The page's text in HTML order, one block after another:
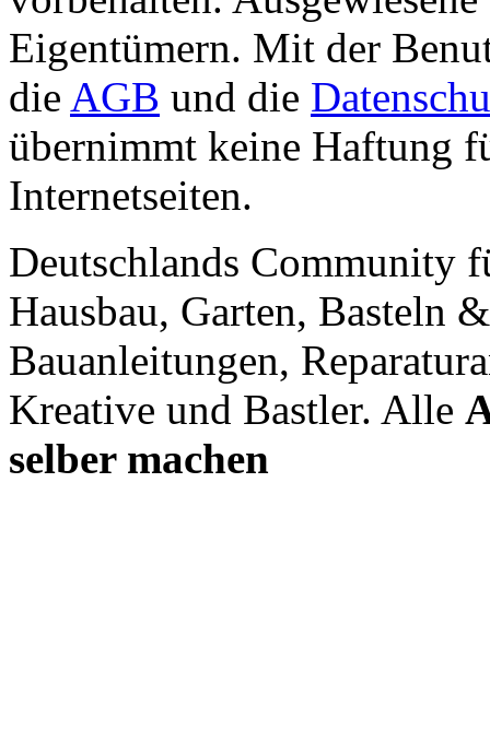
Eigentümern. Mit der
die AGB und die
übernimmt keine Haftung
Internetseiten.
Deutschlands Community
Hausbau, Garten, Basteln
Bauanleitungen,
Kreative und Bastler. Alle
selber machen